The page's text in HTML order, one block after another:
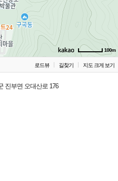
100m
로드뷰 길찾기 지도 크게 보기
진부면 오대산로 176